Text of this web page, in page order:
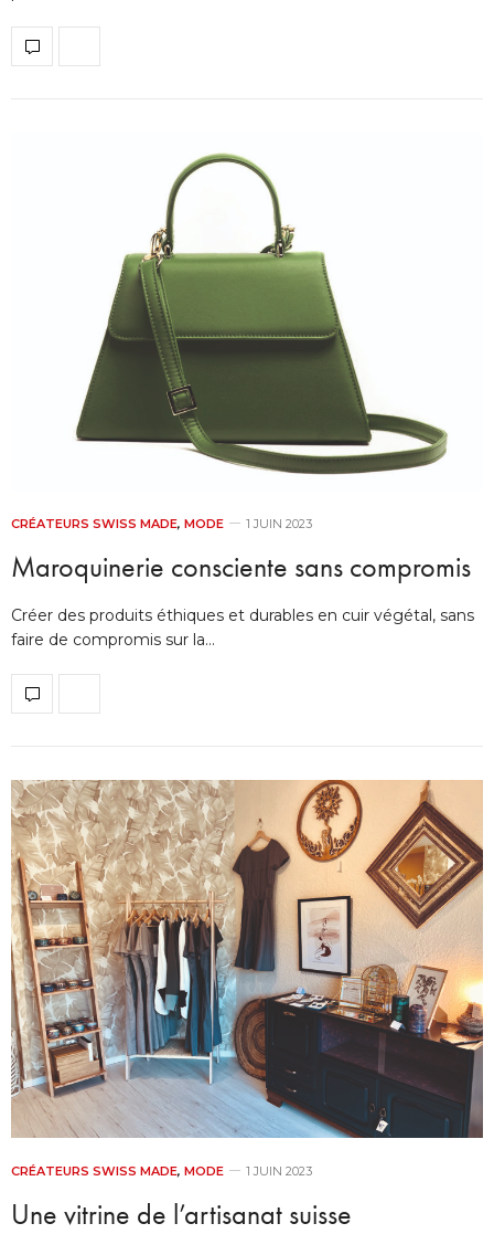
CRÉATEURS SWISS MADE, MODE 1 JUIN 2023
Maroquinerie consciente sans compromis
Créer des produits éthiques et durables en cuir végétal, sans
faire de compromis sur la…
CRÉATEURS SWISS MADE, MODE 1 JUIN 2023
Une vitrine de l’artisanat suisse